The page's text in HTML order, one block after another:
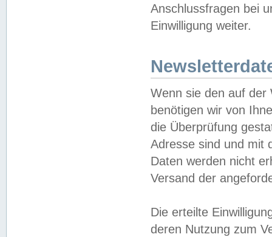
Anschlussfragen bei
Einwilligung weiter.
Wenn sie den auf der
benötigen wir von
die Überprüfung
Adresse sind und mit
Daten werden nicht
Versand der
Die erteilte
deren Nutzung zum